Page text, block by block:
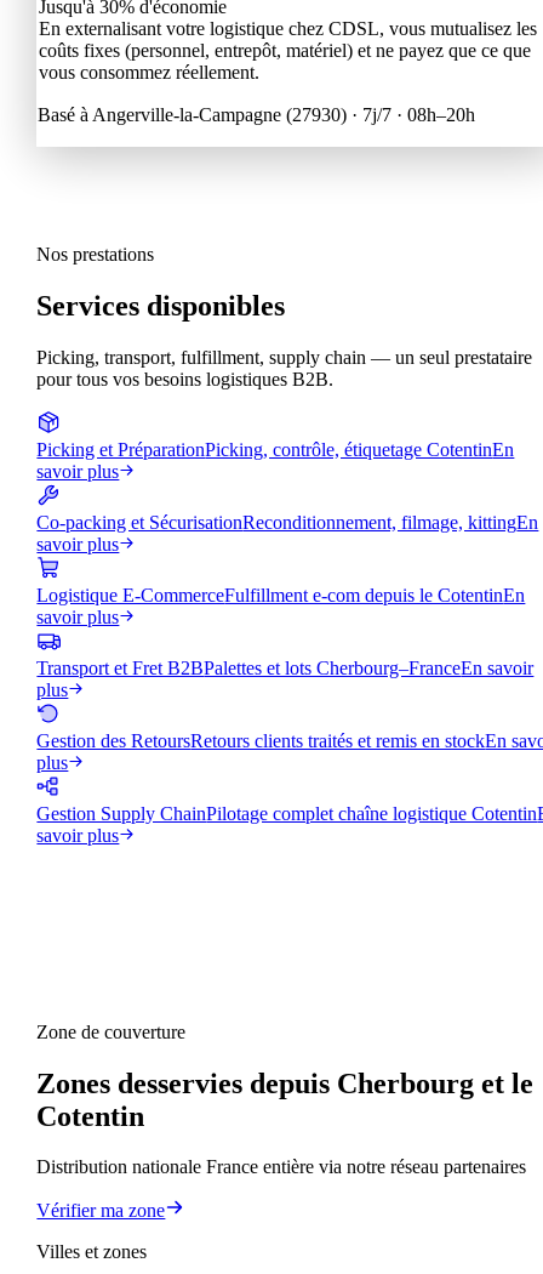
Jusqu'à 30% d'économie
En externalisant votre logistique chez CDSL, vous mutualisez les
coûts fixes (personnel, entrepôt, matériel) et ne payez que ce que
vous consommez réellement.
Basé à Angerville-la-Campagne (27930) · 7j/7 · 08h–20h
Nos prestations
Services disponibles
Picking, transport, fulfillment, supply chain — un seul prestataire
pour tous vos besoins logistiques B2B.
Picking et PréparationPicking, contrôle, étiquetage CotentinEn
savoir plus
Co-packing et SécurisationReconditionnement, filmage, kittingEn
savoir plus
Logistique E-CommerceFulfillment e-com depuis le CotentinEn
savoir plus
Transport et Fret B2BPalettes et lots Cherbourg–FranceEn savoir
plus
Gestion des RetoursRetours clients traités et remis en stockEn
plus
Gestion Supply ChainPilotage complet chaîne logistique Cotentin
savoir plus
Zone de couverture
Zones desservies depuis Cherbourg et le
Cotentin
Distribution nationale France entière via notre réseau partenaires
Vérifier ma zone
Villes et zones